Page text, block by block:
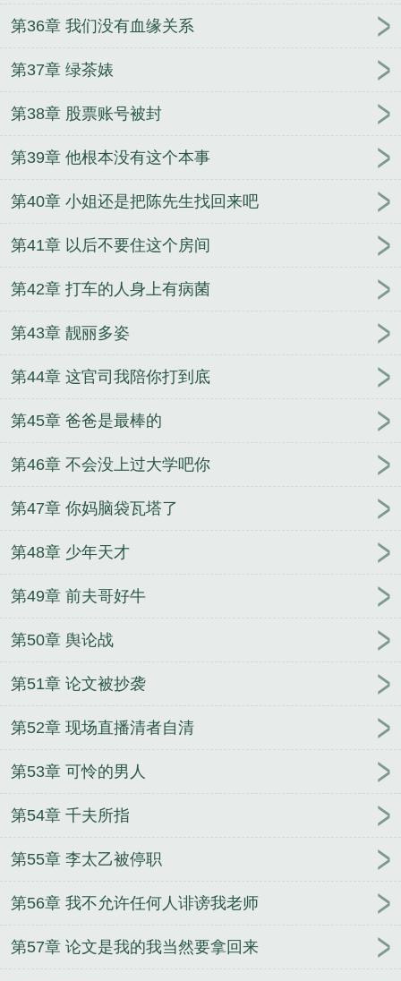
第36章 我们没有血缘关系
第37章 绿茶婊
第38章 股票账号被封
第39章 他根本没有这个本事
第40章 小姐还是把陈先生找回来吧
第41章 以后不要住这个房间
第42章 打车的人身上有病菌
第43章 靓丽多姿
第44章 这官司我陪你打到底
第45章 爸爸是最棒的
第46章 不会没上过大学吧你
第47章 你妈脑袋瓦塔了
第48章 少年天才
第49章 前夫哥好牛
第50章 舆论战
第51章 论文被抄袭
第52章 现场直播清者自清
第53章 可怜的男人
第54章 千夫所指
第55章 李太乙被停职
第56章 我不允许任何人诽谤我老师
第57章 论文是我的我当然要拿回来